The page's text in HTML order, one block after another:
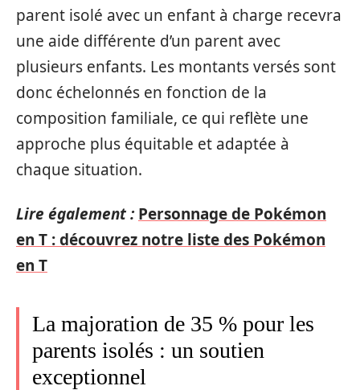
parent isolé avec un enfant à charge recevra
une aide différente d’un parent avec
plusieurs enfants. Les montants versés sont
donc échelonnés en fonction de la
composition familiale, ce qui reflète une
approche plus équitable et adaptée à
chaque situation.
Lire également : Personnage de Pokémon
en T : découvrez notre liste des Pokémon
en T
La majoration de 35 % pour les
parents isolés : un soutien
exceptionnel